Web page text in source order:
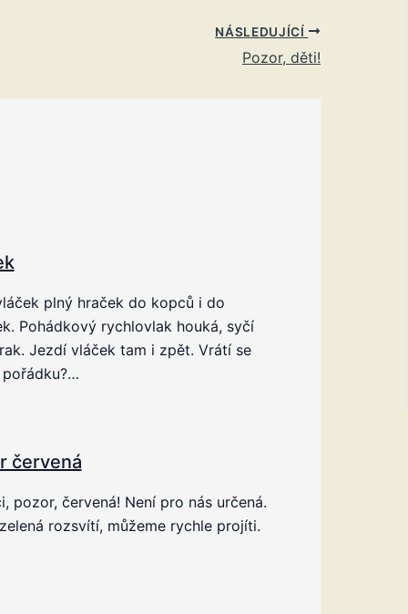
NÁSLEDUJÍCÍ
Pozor, děti!
plný hraček do kopců i do
Pohádkový rychlovlak houká, syčí
Jezdí vláček tam i zpět. Vrátí se
červená
pozor, červená! Není pro nás určená.
rozsvítí, můžeme rychle projíti.